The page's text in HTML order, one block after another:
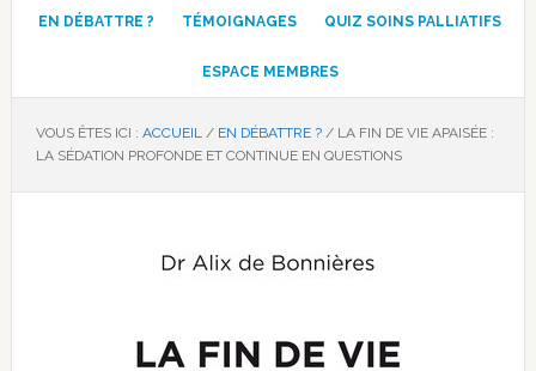
EN DÉBATTRE ? TÉMOIGNAGES QUIZ SOINS PALLIATIFS
ESPACE MEMBRES
VOUS ÊTES ICI : ACCUEIL / EN DÉBATTRE ? /LA FIN DE VIE APAISÉE :
LA SÉDATION PROFONDE ET CONTINUE EN QUESTIONS